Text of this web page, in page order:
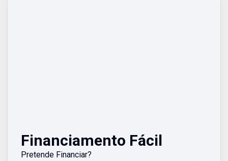
Financiamento Fácil
Pretende Financiar?